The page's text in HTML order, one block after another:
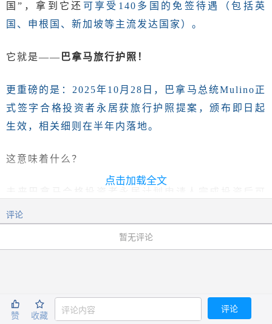
国”，拿到它还 可享受 140多国的免签待遇（包括英
国、申根国、新加坡等主流发达国家）。
它就是—— 巴拿马旅行护照！
更重磅的是： 2025年10月28日，巴拿马总统Mulino正
式签字合格投资者永居获旅行护照提案，颁布即日起
生效，相关细则在半年内落地。
这意味着什么？
获得
那么，巴拿马在哪儿？它的身份有什么优势？巴拿马
点击加载全文
评论
暂无评论

赞

收藏
评论